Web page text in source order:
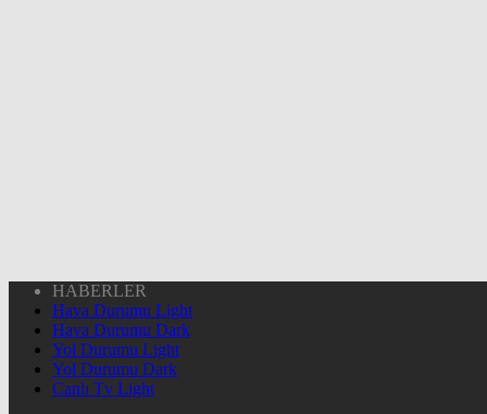
HABERLER
Hava Durumu Light
Hava Durumu Dark
Yol Durumu Light
Yol Durumu Dark
Canlı Tv Light